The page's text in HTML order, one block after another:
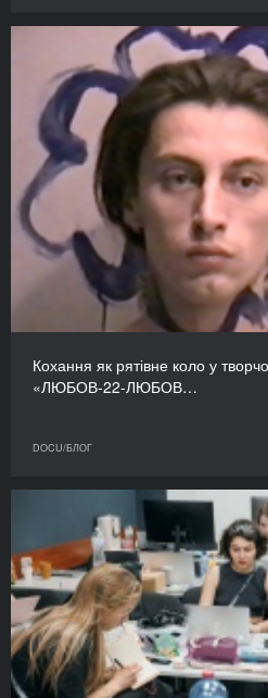
Кохання як рятівне коло у
«ЛЮБОВ-22-ЛЮБОВ…
DOCU/БЛОГ